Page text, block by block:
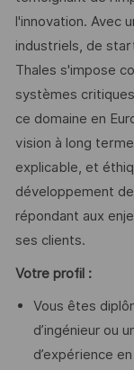
l'innovation. Avec
industriels, de
Thales s'impose
systèmes
ce domaine en
vision à long
explicable, et
développement
répondant aux
ses clients.
Votre profil :
Vous êtes
d’ingénieur ou
d’expérience